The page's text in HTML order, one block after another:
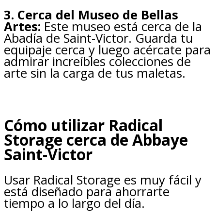
3. Cerca del Museo de Bellas
Artes: Este museo está cerca de la
Abadía de Saint-Victor. Guarda tu
equipaje cerca y luego acércate para
admirar increíbles colecciones de
arte sin la carga de tus maletas.
Cómo utilizar Radical
Storage cerca de Abbaye
Saint-Victor
Usar Radical Storage es muy fácil y
está diseñado para ahorrarte
tiempo a lo largo del día.